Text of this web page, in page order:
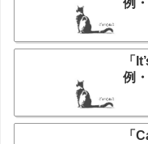
「
例
「